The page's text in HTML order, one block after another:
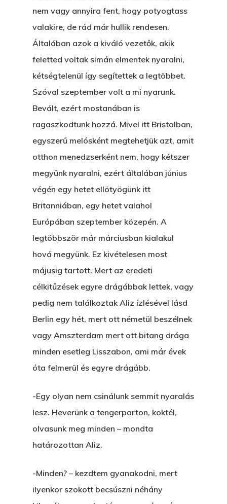
nem vagy annyira fent, hogy potyogtass
valakire, de rád már hullik rendesen.
Általában azok a kiváló vezetők, akik
feletted voltak simán elmentek nyaralni,
kétségtelenül így segítettek a legtöbbet.
Szóval szeptember volt a mi nyarunk.
Bevált, ezért mostanában is
ragaszkodtunk hozzá. Mivel itt Bristolban,
egyszerű melósként megtehetjük azt, amit
otthon menedzserként nem, hogy kétszer
megyünk nyaralni, ezért általában június
végén egy hetet ellötyögünk itt
Britanniában, egy hetet valahol
Európában szeptember közepén. A
legtöbbször már márciusban kialakul
hová megyünk. Ez kivételesen most
májusig tartott. Mert az eredeti
célkitűzések egyre drágábbak lettek, vagy
pedig nem találkoztak Aliz ízlésével lásd
Berlin egy hét, mert ott németül beszélnek
vagy Amszterdam mert ott bitang drága
minden esetleg Lisszabon, ami már évek
óta felmerül és egyre drágább.
-Egy olyan nem csinálunk semmit nyaralás
lesz. Heverünk a tengerparton, koktél,
olvasunk meg minden – mondta
határozottan Aliz.
-Minden? – kezdtem gyanakodni, mert
ilyenkor szokott becsúszni néhány